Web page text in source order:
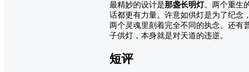
最精妙的设计是那盏长明灯。两个重生
话都更有力量。许意如供灯是为了纪念
两个灵魂里刻着完全不同的执念。还
子供灯，本身就是对天道的违逆。
短评